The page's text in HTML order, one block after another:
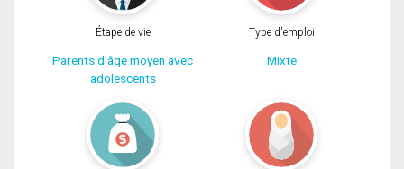
Étape de vie
Parents d'âge moyen avec
adolescents
Type d'emploi
Mixte